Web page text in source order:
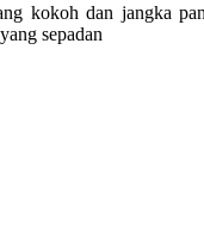
kokoh dan jangka
sepadan